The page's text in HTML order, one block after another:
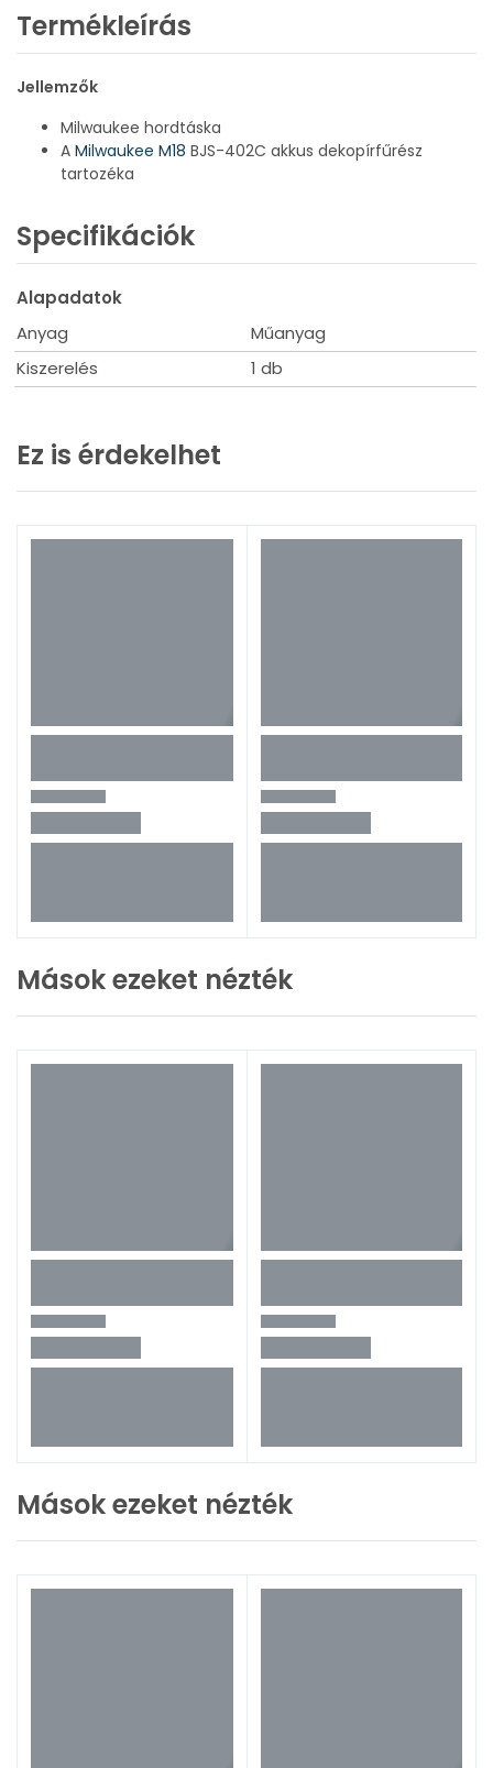
Termékleírás
Jellemzők
Milwaukee hordtáska
A Milwaukee M18 BJS-402C akkus dekopírfűrész
tartozéka
Specifikációk
Alapadatok
Anyag
Műanyag
Kiszerelés
1 db
Ez is érdekelhet
Mások ezeket nézték
Mások ezeket nézték